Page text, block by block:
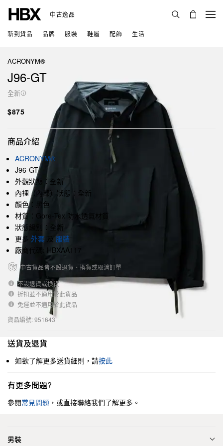
中古逸品
新到貨品 品牌 服裝 鞋履 配飾 生活
ACRONYM®
J96-GT
全新
$875
商品介紹
ACRONYM®
J96-GT
外觀狀態：全新
內裡（內部）狀態：全新
顏色：黑色
材質：Gore-Tex 防水透氣材質
狀態級別：全新
更多 外套 及 服裝
廠商代碼: HBXAA117
中古貨品皆不設退貨、換貨或取消訂單
不設退貨或換貨
折扣並不適用於此貨品
免運並不適用於此貨品
貨品編號: 951643
送貨及退貨
如欲了解更多送貨細則，請按此
有更多問題?
參閱常見問題 ，或直接聯絡我們了解更多。
男裝